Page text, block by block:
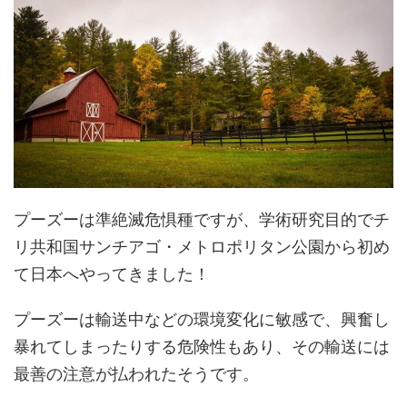
プーズーは準絶滅危惧種ですが、学術研究目的でチ
リ共和国サンチアゴ・メトロポリタン公園から初め
て日本へやってきました！
プーズーは輸送中などの環境変化に敏感で、興奮し
暴れてしまったりする危険性もあり、その輸送には
最善の注意が払われたそうです。